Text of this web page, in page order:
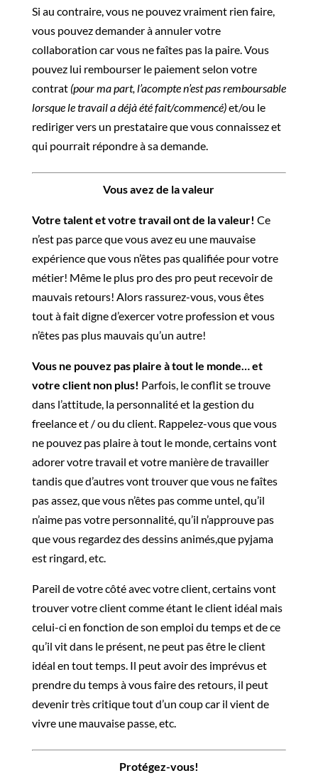
Si au contraire, vous ne pouvez vraiment rien faire,
vous pouvez demander à annuler votre
collaboration car vous ne faîtes pas la paire. Vous
pouvez lui rembourser le paiement selon votre
contrat (pour ma part, l’acompte n’est pas remboursable
lorsque le travail a déjà été fait/commencé)et/ou le
rediriger vers un prestataire que vous connaissez et
qui pourrait répondre à sa demande.
Vous avez de la valeur
Votre talent et votre travail ont de la valeur! Ce
n’est pas parce que vous avez eu une mauvaise
expérience que vous n’êtes pas qualifiée pour votre
métier! Même le plus pro des pro peut recevoir de
mauvais retours! Alors rassurez-vous, vous êtes
tout à fait digne d’exercer votre profession et vous
n’êtes pas plus mauvais qu’un autre!
Vous ne pouvez pas plaire à tout le monde… et
votre client non plus! Parfois, le conflit se trouve
dans l’attitude, la personnalité et la gestion du
freelance et / ou du client. Rappelez-vous que vous
ne pouvez pas plaire à tout le monde, certains vont
adorer votre travail et votre manière de travailler
tandis que d’autres vont trouver que vous ne faîtes
pas assez, que vous n’êtes pas comme untel, qu’il
n’aime pas votre personnalité, qu’il n’approuve pas
que vous regardez des dessins animés,que pyjama
est ringard, etc.
Pareil de votre côté avec votre client, certains vont
trouver votre client comme étant le client idéal mais
celui-ci en fonction de son emploi du temps et de ce
qu’il vit dans le présent, ne peut pas être le client
idéal en tout temps. Il peut avoir des imprévus et
prendre du temps à vous faire des retours, il peut
devenir très critique tout d’un coup car il vient de
vivre une mauvaise passe, etc.
Protégez-vous!